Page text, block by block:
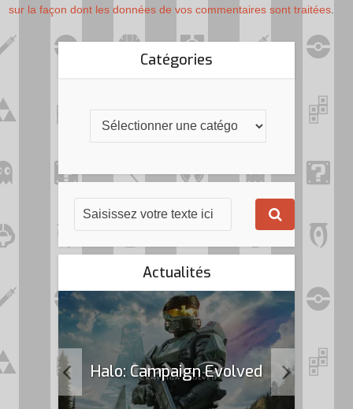
sur la façon dont les données de vos commentaires sont traitées.
Catégories
Actualités
Halo: Campaign Evolved